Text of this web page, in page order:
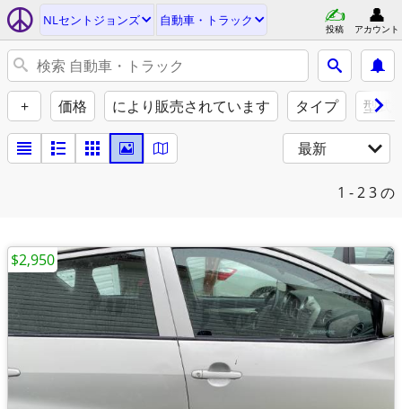
NLセントジョンズ 自動車・トラック
投稿 アカウント
+ 価格 により販売されています タイプ 型式
最新
1 - 23 の
$2,950